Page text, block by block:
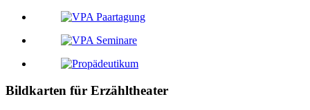
Bildkarten für Erzähltheater